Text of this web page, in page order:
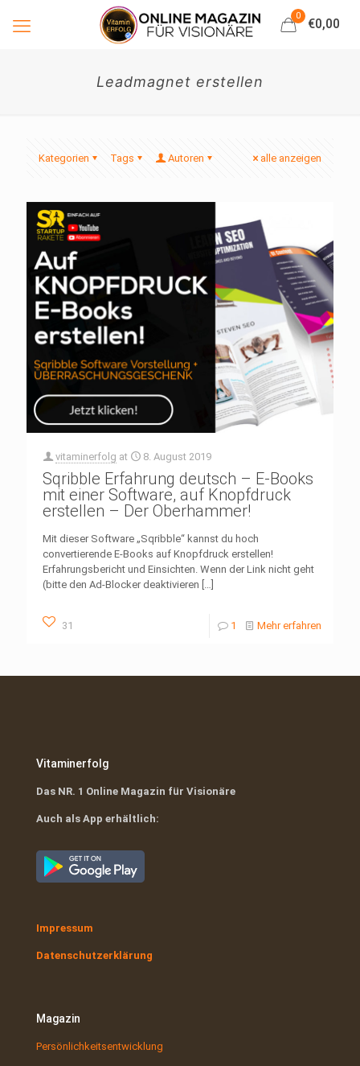
0
€0,00
Leadmagnet erstellen
Kategorien Tags Autoren alle anzeigen
vitaminerfolg at 8. August 2019
Sqribble Erfahrung deutsch – E-Books
mit einer Software, auf Knopfdruck
erstellen – Der Oberhammer!
Mit dieser Software „Sqribble“ kannst du hoch
convertierende E-Books auf Knopfdruck erstellen!
Erfahrungsbericht und Einsichten. Wenn der Link nicht geht
(bitte den Ad-Blocker deaktivieren […]
31 1 Mehr erfahren
Vitaminerfolg
Das NR. 1 Online Magazin für Visionäre
Auch als App erhältlich:
Impressum
Datenschutzerklärung
Magazin
Persönlichkeitsentwicklung